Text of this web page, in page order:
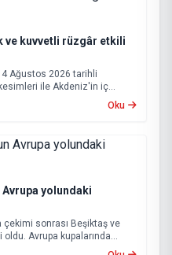
ve kuvvetli rüzgâr etkili
Ağustos 2026 tarihli
ile Akdeniz'in iç
gürültülü sağanak yağış
Oku
yolundaki
çekimi sonrası Beşiktaş ve
Avrupa kupalarında
grup aşamasına